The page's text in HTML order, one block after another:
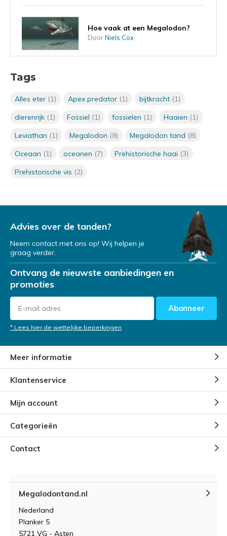
Hoe vaak at een Megalodon?
DoorNiels Cox
DoorNiels Cox
Waar leefde de Megalodon?
Door Niels Cox
Welke kleur had de Megalodon?
DoorNiels Cox
DoorNiels Cox
uitgestorven Megalodon beslist?
Tags
Alles eter (1) Apex predator (1) bijtkracht (1)
dierenrijk (1) Fossiel (1) fossielen (1) Haaien (1)
Leviathan (1) Megalodon (8) Megalodon tand (8)
Oceaan (1) oceanen (7) Prehistorische haai (3)
Prehistorische vis (2)
Advies over de tanden?
Neem contact met ons op! Wij helpen je
graag verder.
Ontvang de nieuwste aanbiedingen en
promoties
Abonneer
* Lees hier de wettelijke beperkingen
Meer informatie
Klantenservice
Mijn account
Categorieën
Contact
Megalodontand.nl
Nederland
Planker 5
5721 VG - Asten